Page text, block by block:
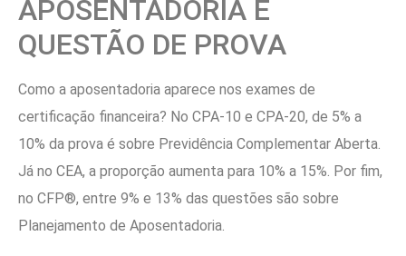
APOSENTADORIA É
QUESTÃO DE PROVA
Como a aposentadoria aparece nos exames de
certificação financeira? No CPA-10 e CPA-20, de 5% a
10% da prova é sobre Previdência Complementar Aberta.
Já no CEA, a proporção aumenta para 10% a 15%. Por fim,
no CFP®, entre 9% e 13% das questões são sobre
Planejamento de Aposentadoria.